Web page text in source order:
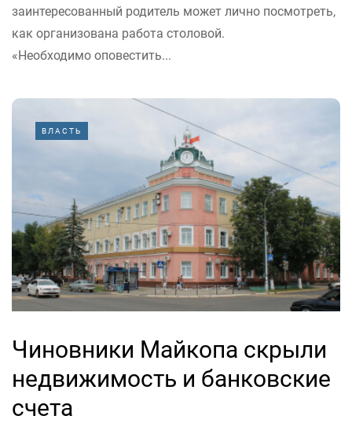
заинтересованный родитель может лично посмотреть,
как организована работа столовой.
«Необходимо оповестить...
ВЛАСТЬ
Чиновники Майкопа скрыли
недвижимость и банковские
счета